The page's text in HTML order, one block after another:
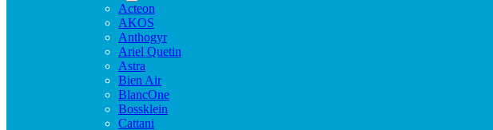
Acteon
AKOS
Anthogyr
Ariel Quetin
Astra
Bien Air
BlancOne
Bossklein
Cattani